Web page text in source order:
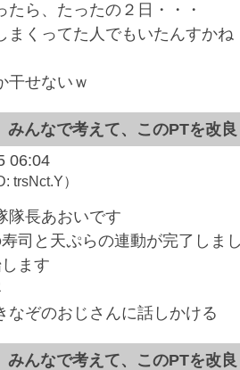
たら、たったの２日・・・
まくってた人でもいたんすかね
干せないｗ
んなで考えて、このPTを改
06:04
trsNct.Y）
隊長あおいです
司と天ぷらの連動が完了しま
ます
なぞのおじさんに話しかける
んなで考えて、このPTを改